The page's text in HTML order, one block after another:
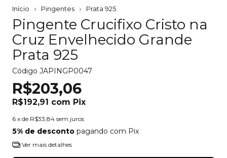
Início Pingentes Prata 925
Pingente Crucifixo Cristo na
Cruz Envelhecido Grande
Prata 925
Código JAPINGP0047
R$203,06
R$192,91 com Pix
6 x de R$33,84 sem juros
5% de desconto pagando com Pix
Ver mais detalhes